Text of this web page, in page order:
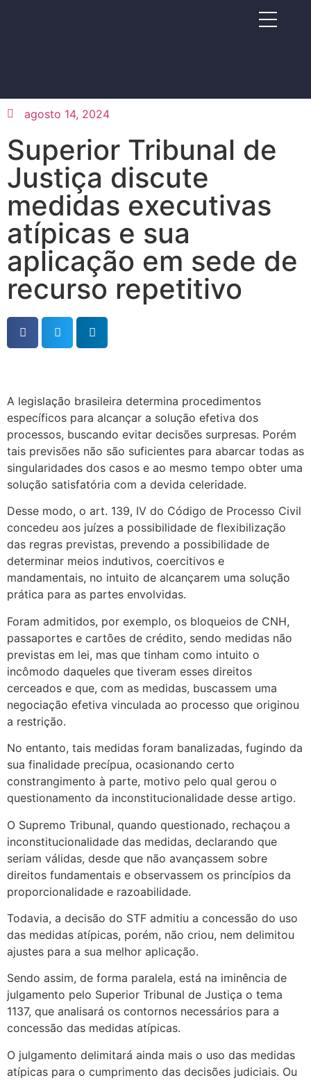
agosto 14, 2024
Superior Tribunal de
Justiça discute
medidas executivas
atípicas e sua
aplicação em sede de
recurso repetitivo
A legislação brasileira determina procedimentos
específicos para alcançar a solução efetiva dos
processos, buscando evitar decisões surpresas. Porém
tais previsões não são suficientes para abarcar todas as
singularidades dos casos e ao mesmo tempo obter uma
solução satisfatória com a devida celeridade.
Desse modo, o art. 139, IV do Código de Processo Civil
concedeu aos juízes a possibilidade de flexibilização
das regras previstas, prevendo a possibilidade de
determinar meios indutivos, coercitivos e
mandamentais, no intuito de alcançarem uma solução
prática para as partes envolvidas.
Foram admitidos, por exemplo, os bloqueios de CNH,
passaportes e cartões de crédito, sendo medidas não
previstas em lei, mas que tinham como intuito o
incômodo daqueles que tiveram esses direitos
cerceados e que, com as medidas, buscassem uma
negociação efetiva vinculada ao processo que originou
a restrição.
No entanto, tais medidas foram banalizadas, fugindo da
sua finalidade precípua, ocasionando certo
constrangimento à parte, motivo pelo qual gerou o
questionamento da inconstitucionalidade desse artigo.
O Supremo Tribunal, quando questionado, rechaçou a
inconstitucionalidade das medidas, declarando que
seriam válidas, desde que não avançassem sobre
direitos fundamentais e observassem os princípios da
proporcionalidade e razoabilidade.
Todavia, a decisão do STF admitiu a concessão do uso
das medidas atípicas, porém, não criou, nem delimitou
ajustes para a sua melhor aplicação.
Sendo assim, de forma paralela, está na iminência de
julgamento pelo Superior Tribunal de Justiça o tema
1137, que analisará os contornos necessários para a
concessão das medidas atípicas.
O julgamento delimitará ainda mais o uso das medidas
atípicas para o cumprimento das decisões judiciais. Ou